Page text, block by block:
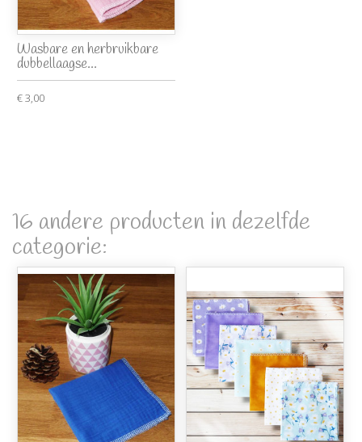
Wasbare en herbruikbare
dubbellaagse...
€ 3,00
16 andere producten in dezelfde
categorie: